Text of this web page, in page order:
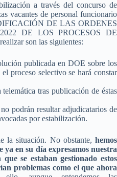
a través del concurso de
vacantes de personal funcionario
DE LAS ORDENES
DE LOS PROCESOS DE
son las siguientes:
publicada en DOE sobre los
proceso selectivo se hará constar
tras publicación de éstas
podrán resultar adjudicatarios de
por estabilización.
la situación. No obstante,hemos
en su día expresamos nuestra
se estaban gestionado estos
problemas como el que ahora